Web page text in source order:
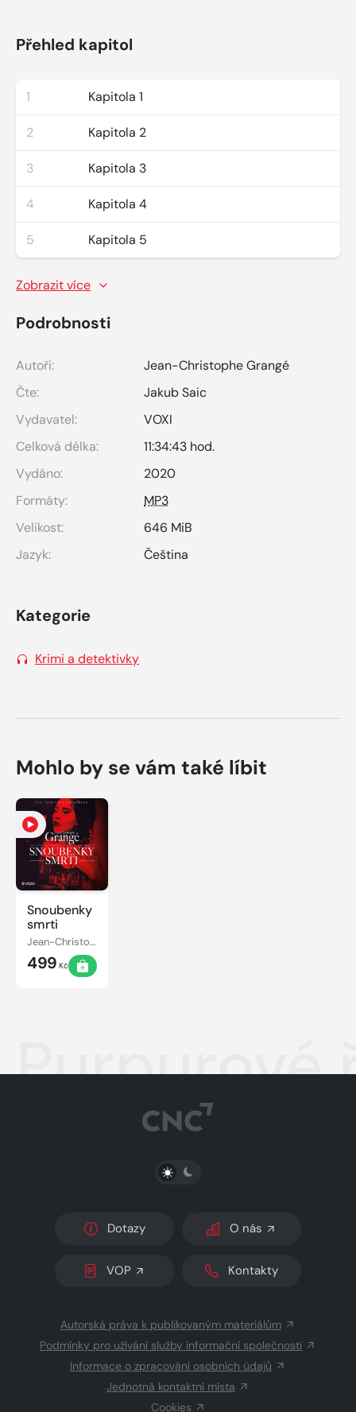
Přehled kapitol
1 Kapitola 1
2 Kapitola 2
3 Kapitola 3
4 Kapitola 4
5 Kapitola 5
Zobrazit více
Podrobnosti
Autoři:
Jean-Christophe Grangé
Čte:
Jakub Saic
Vydavatel:
VOXI
Celková délka:
11:34:43 hod.
Vydáno:
2020
Formáty:
MP3
Velikost:
646 MiB
Jazyk:
Čeština
Kategorie
Krimi a detektivky
Mohlo by se vám také líbit
Snoubenky
smrti
Jean-Christophe Grangé
499 Kč
Purpurové
PŘEPNOUT SVĚTLÝ/TMAVÝ REŽIM
Dotazy O nás
VOP Kontakty
Autorská práva k publikovaným materiálům
Podmínky pro užívání služby informační společnosti
Informace o zpracování osobních údajů
Jednotná kontaktní místa
Cookies